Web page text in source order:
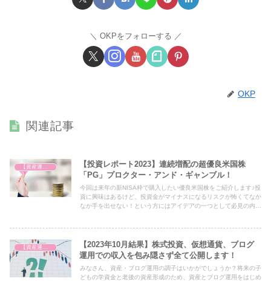
OKPをフォローする
OKP
関連記事
【資産運用を始めました】
【投資レポート2023】連続増配の超優良米国株
「PG」プロクター・アンド・ギャンブル！
今回は来年の新NISA枠で購入したい優良米国株をご紹介します♪投
資に興味はあるけど、投資金がマイナスになるリスクが怖くてなか
なか手を出せない！という方にはアイデアの一つとして必見の内容
【資産運用を始めました】
【2023年10月結果】株式投資、仮想通貨、ブログ
運用での収入を包み隠さず全て公開します！
みなさん、資産・ブログ運用の調子はいかがでしょうか？将来の子
どもの学資金と老後の資産形成のため、資産とブログ運用をはじめ